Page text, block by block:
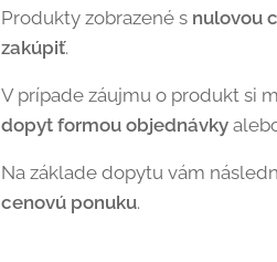
Produkty zobrazené s nulovou
zakúpiť.
V prípade záujmu o produkt si
dopyt formou objednávky
Na základe dopytu vám
cenovú ponuku.